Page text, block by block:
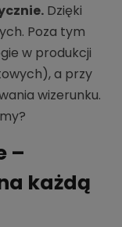
Dzięki
Poza tym
w produkcji
a przy
wizerunku.
–
każdą